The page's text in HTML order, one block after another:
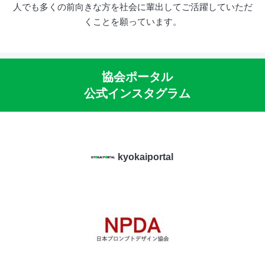
人でも多くの前向きな方を社会に輩出してご活躍していただ
くことを願っています。
協会ポータル
公式インスタグラム
kyokaiportal